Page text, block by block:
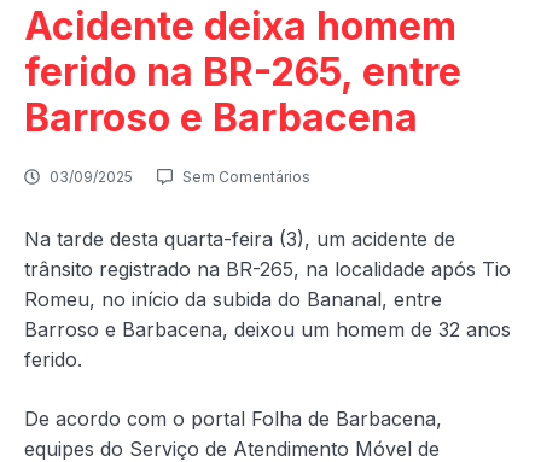
Acidente deixa homem
ferido na BR-265, entre
Barroso e Barbacena
03/09/2025 Sem Comentários
Na tarde desta quarta-feira (3), um acidente de
trânsito registrado na BR-265, na localidade após Tio
Romeu, no início da subida do Bananal, entre
Barroso e Barbacena, deixou um homem de 32 anos
ferido.
De acordo com o portal Folha de Barbacena,
equipes do Serviço de Atendimento Móvel de